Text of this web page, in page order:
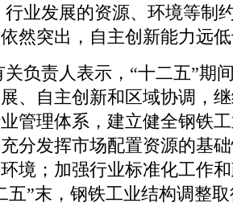
行业发展的资源、环境等制
然突出，自主创新能力远
关负责人表示，“十二五”期
、自主创新和区域协调，
管理体系，建立健全钢铁
分发挥市场配置资源的基
境；加强行业标准化工作
五”末，钢铁工业结构调整